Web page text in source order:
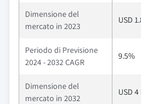
Dimensione del
mercato in 2023
USD
Periodo di Previsione
2024 - 2032 CAGR
9.5%
Dimensione del
mercato in 2032
USD